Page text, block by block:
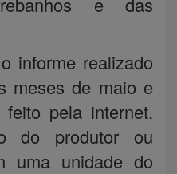
informe realizado
meses de maio e
pela internet,
do produtor ou
uma unidade do